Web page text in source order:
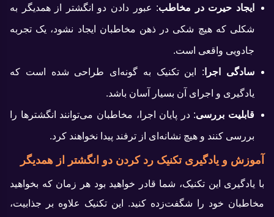
ایجاد حیرت در مخاطب: عبور دادن دو انگشتر از همدیگر به
شکلی که هیچ شکی در ذهن مخاطبان ایجاد نشود، یک تجربه
جادویی واقعی است.
سادگی اجرا : این تکنیک به گونه‌ای طراحی شده است که
یادگیری و اجرای آن بسیار آسان باشد.
قابلیت بررسی: در پایان اجرا، مخاطبان می‌توانند انگشترها را
بررسی کنند و هیچ نشانه‌ای از ترفند پیدا نخواهند کرد.
آموزش و یادگیری تکنیک رد کردن دو انگشتر از همدیگر
با یادگیری این تکنیک، شما قادر خواهید بود هر زمان که بخواهید
مخاطبان خود را شگفت‌زده کنید. این تکنیک علاوه بر جذابیت،